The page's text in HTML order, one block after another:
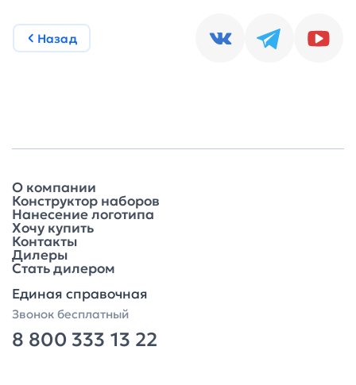
Назад
О компании
Конструктор наборов
Нанесение логотипа
Хочу купить
Контакты
Дилеры
Стать дилером
Единая справочная
Звонок бесплатный
8 800 333 13 22